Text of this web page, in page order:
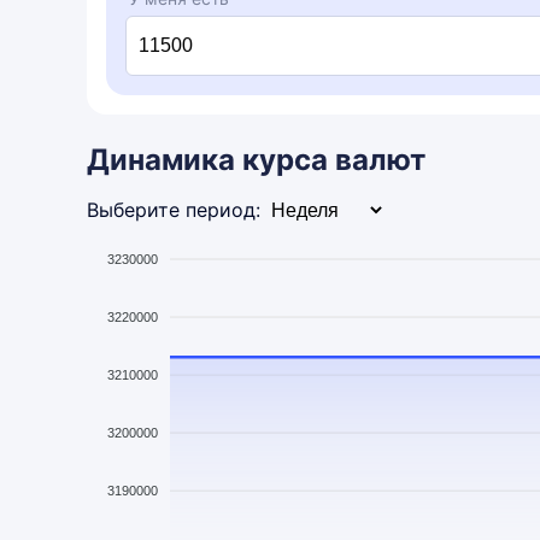
Динамика курса валют
Выберите период:
3230000
3220000
3210000
3200000
3190000